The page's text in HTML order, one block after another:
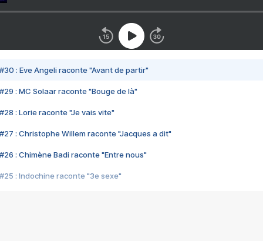
#30 : Eve Angeli raconte "Avant de partir"
#29 : MC Solaar raconte "Bouge de là"
#28 : Lorie raconte "Je vais vite"
#27 : Christophe Willem raconte "Jacques a dit"
#26 : Chimène Badi raconte "Entre nous"
#25 : Indochine raconte "3e sexe"